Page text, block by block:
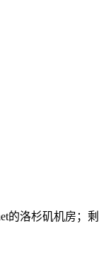
的洛杉矶机房；剩